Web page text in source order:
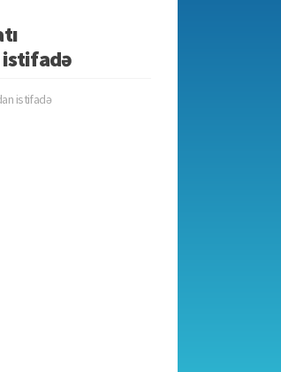
istifadə
istifadə